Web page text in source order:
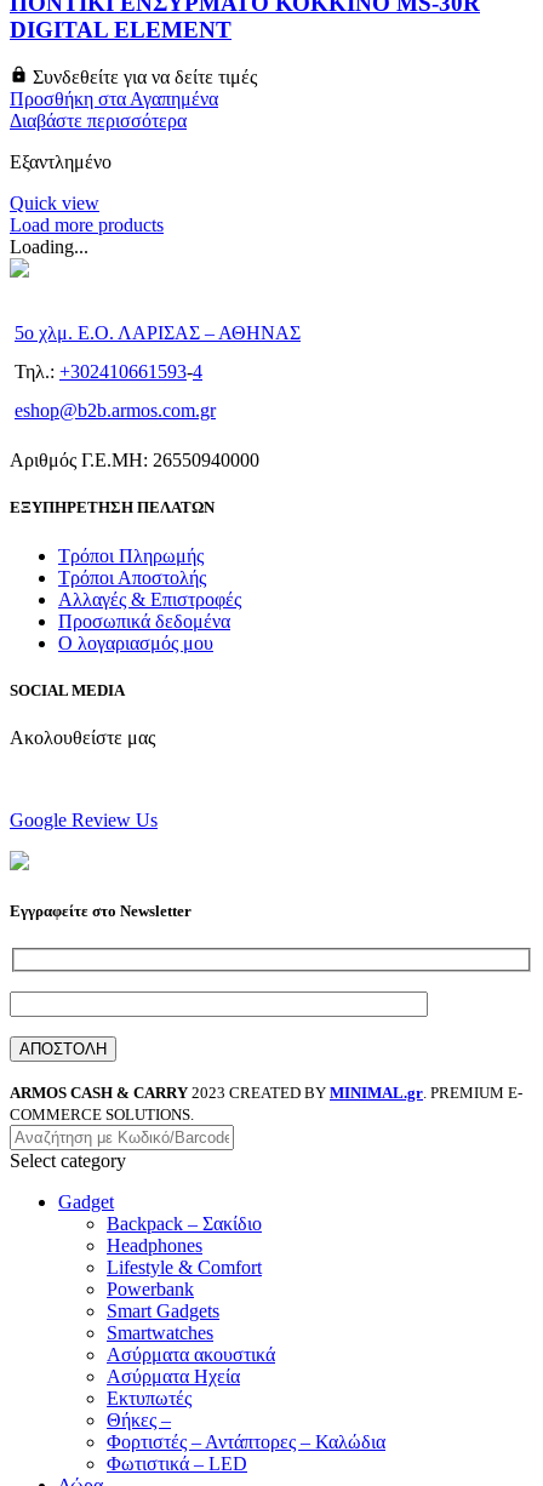
DIGITAL ELEMENT
Συνδεθείτε για να δείτε τιμές
Προσθήκη στα Αγαπημένα
Διαβάστε περισσότερα
Εξαντλημένο
Quick view
Load more products
Loading...
5ο χλμ. Ε.Ο. ΛΑΡΙΣΑΣ – ΑΘΗΝΑΣ
Τηλ.: +302410661593-4
eshop@b2b.armos.com.gr
Αριθμός Γ.Ε.ΜΗ: 26550940000
ΕΞΥΠΗΡΕΤΗΣΗ ΠΕΛΑΤΩΝ
Τρόποι Πληρωμής
Τρόποι Αποστολής
Αλλαγές & Επιστροφές
Προσωπικά δεδομένα
Ο λογαριασμός μου
SOCIAL MEDIA
Ακολουθείστε μας
Google Review Us
Εγγραφείτε στο Newsletter
ARMOS CASH & CARRY 2023 CREATED BY MINIMAL.gr . PREMIUM E-
COMMERCE SOLUTIONS.
Select category
Gadget
Backpack – Σακίδιο
Headphones
Lifestyle & Comfort
Powerbank
Smart Gadgets
Smartwatches
Ασύρματα ακουστικά
Ασύρματα Ηχεία
Εκτυπωτές
Θήκες –
Φορτιστές – Αντάπτορες – Καλώδια
Φωτιστικά – LED